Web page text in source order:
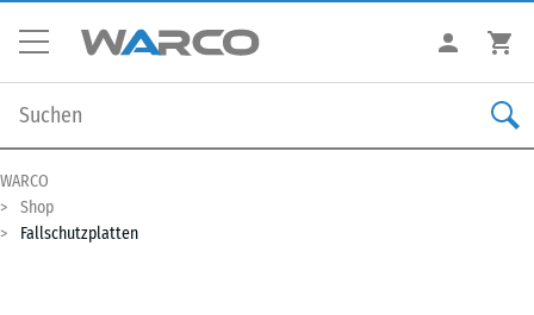
WARCO
Shop
Fallschutzplatten